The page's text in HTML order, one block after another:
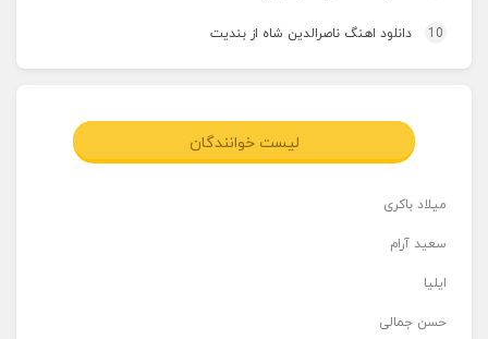
10 دانلود اهنگ ناصرالدین شاه از بندیت
لیست خوانندگان
میلاد باکری
سعید آرام
ایلیا
حسن جمالی